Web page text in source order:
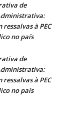
de
à PEC
no país
de
à PEC
no país